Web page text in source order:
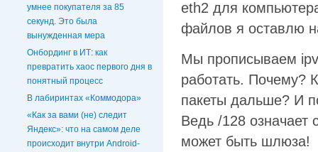
умнее покупателя за 85
секунд. Это была
вынужденная мера
Онбординг в ИТ: как
превратить хаос первого дня в
понятный процесс
В лабиринтах «Коммодора»
«Как за вами (не) следит
Яндекс»: что на самом деле
происходит внутри Android-
eth2 для
файлов я оставлю
Мы прописываем
работать. Почему?
пакеты дальше? И
Ведь /128 означает
может быть шлюза!